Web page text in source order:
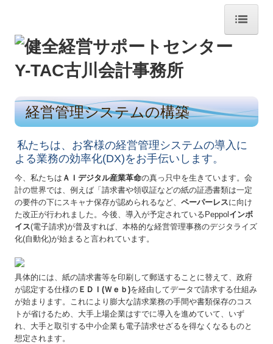
HOME
事務所のご案内
巡回監査
財務会計
税務申告
経営アドバイス
会計システム
事業承継の支援
経営相談窓口
スタッフ募集
ﾌﾟﾗｲﾊﾞｼｰﾎﾟﾘｼｰ
経営管理システムの構築
私たちは、お客様の経営管理システムの導入に
よる業務の効率化(DX)をお手伝いします。
今、私たちは ＡＩデジタル産業革命の真っ只中を生きています。会
計の世界では、例えば「請求書や領収証などの紙の証憑書類は一定
の要件の下にスキャナ保存が認められるなど、ペーパーレスに向け
た改正が行われました。今後、導入が予定されているPeppol インボ
イス(電子請求)が普及すれば、本格的な経営管理事務のデジタライズ
化(自動化)が始まると言われています。
具体的には、紙の請求書等を印刷して郵送することに替えて、政府
が認定する仕様の ＥＤＩ(Ｗｅｂ)を経由してデータで請求する仕組み
が始まります。これにより膨大な請求業務の手間や書類保存のコス
トが省けるため、大手上場企業はすでに導入を進めていて、いず
れ、大手と取引する中小企業も電子請求せざるを得なくなるものと
想定されます。